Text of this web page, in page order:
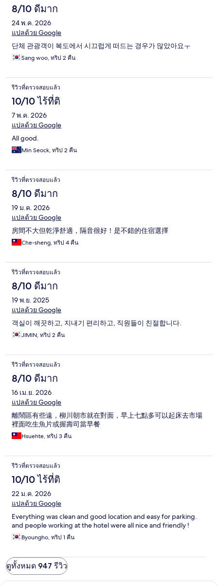
8/10 ดีมาก
24 พ.ค. 2026
แปลด้วย Google
단체 관광객이 복도에서 시끄럽게 떠드는 경우가 많았아요ㅜ
Sang woo, ทริป 2 คืน
รีวิวที่ตรวจสอบแล้ว
10/10 ไร้ที่ติ
7 พ.ค. 2026
แปลด้วย Google
All good.
Min Seock, ทริป 2 คืน
รีวิวที่ตรวจสอบแล้ว
8/10 ดีมาก
19 ม.ค. 2026
แปลด้วย Google
房間不大但乾淨舒適，隔音很好！是不錯的住宿選擇
Che-sheng, ทริป 4 คืน
รีวิวที่ตรวจสอบแล้ว
8/10 ดีมาก
19 พ.ย. 2025
แปลด้วย Google
객실이 깨끗하고, 지내기 편리하고, 직원들이 친절합니다.
JIMIN, ทริป 2 คืน
รีวิวที่ตรวจสอบแล้ว
8/10 ดีมาก
16 เม.ย. 2026
แปลด้วย Google
離鬧區有些遠，柳川朝市就在對面，早上七點多可以起床去市場
裡面吃生魚片或握壽司當早餐
Hsuehte, ทริป 3 คืน
รีวิวที่ตรวจสอบแล้ว
10/10 ไร้ที่ติ
22 ม.ค. 2026
แปลด้วย Google
Everything was clean and good location and easy for parking.
and people working at the hotel were all nice and friendly !
Byoungho, ทริป 1 คืน
ดูทั้งหมด 947 รีวิว